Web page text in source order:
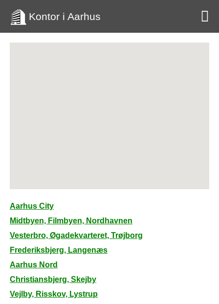
Kontor i Aarhus
Aarhus City
Midtbyen, Filmbyen, Nordhavnen
Vesterbro, Øgadekvarteret, Trøjborg
Frederiksbjerg, Langenæs
Aarhus Nord
Christiansbjerg, Skejby
Vejlby, Risskov, Lystrup